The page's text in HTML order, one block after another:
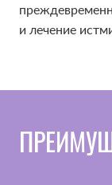
и лечение
и лечение